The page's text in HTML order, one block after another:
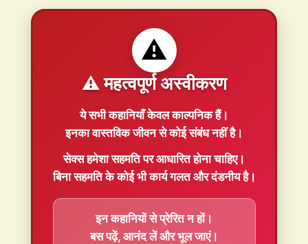
⚠️
⚠️ महत्वपूर्ण अस्वीकरण
ये सभी कहानियाँकेवल काल्पनिकहैं।
इनका वास्तविक जीवन से कोई संबंध नहीं है।
सेक्स हमेशासहमतिपर आधारित होना चाहिए।
बिना सहमति के कोई भी कार्य गलत और दंडनीय है।
इन कहानियों से प्रेरित न हों।
बस पढ़ें, आनंद लें और भूल जाएं।